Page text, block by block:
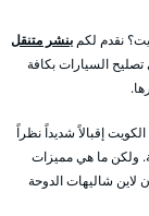
نقدم لكم بنشر متنقل
السيارات بكافة
إقبالاً شديداً نظراً
ولكن ما هي مميزات
لاين شاليهات الدوحة